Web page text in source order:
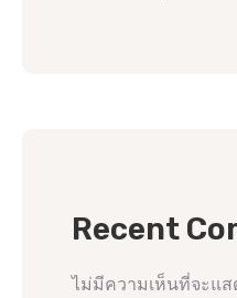
Recent
ไม่มีความเห็นที่จะแส